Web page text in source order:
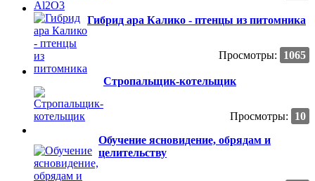
Гибрид ара Калико - птенцы из питомника
Просмотры: 1065
Стропальщик-котельщик
Просмотры:
10
Обучение ясновидение, обрядам и
целительству